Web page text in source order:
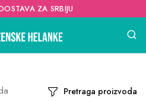
ZA SRBIJU
Pretraga proizvoda